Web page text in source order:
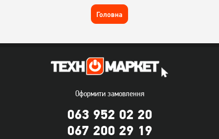
Головна
Оформити замовлення
063 952 02 20
067 200 29 19